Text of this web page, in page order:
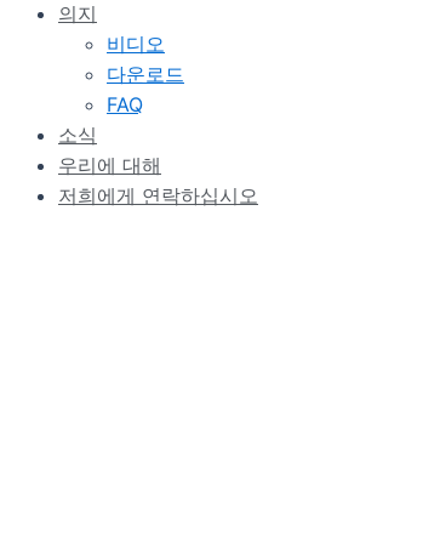
의지
비디오
다운로드
FAQ
소식
우리에 대해
저희에게 연락하십시오